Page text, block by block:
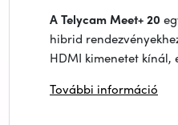
A Telycam Meet+ 20
hibrid
HDMI kimenetet kínál,
További információ